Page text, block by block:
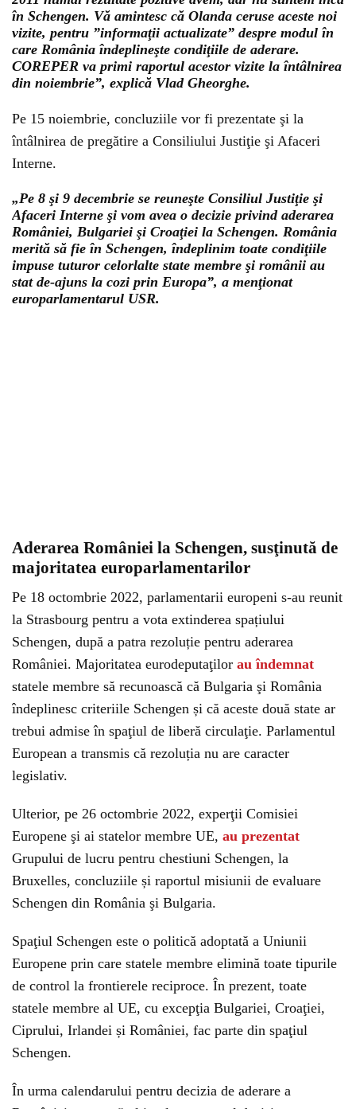
în Schengen. Vă amintesc că Olanda ceruse aceste noi
vizite, pentru ”informaţii actualizate” despre modul în
care România îndeplineşte condiţiile de aderare.
COREPER va primi raportul acestor vizite la întâlnirea
din noiembrie”, explică Vlad Gheorghe.
Pe 15 noiembrie, concluziile vor fi prezentate şi la
întâlnirea de pregătire a Consiliului Justiţie şi Afaceri
Interne.
„Pe 8 şi 9 decembrie se reuneşte Consiliul Justiţie şi
Afaceri Interne şi vom avea o decizie privind aderarea
României, Bulgariei şi Croaţiei la Schengen. România
merită să fie în Schengen, îndeplinim toate condiţiile
impuse tuturor celorlalte state membre şi românii au
stat de-ajuns la cozi prin Europa”, a menţionat
europarlamentarul USR.
Aderarea României la Schengen, susţinută de
majoritatea europarlamentarilor
Pe 18 octombrie 2022, parlamentarii europeni s-au reunit
la Strasbourg pentru a vota extinderea spațiului
Schengen, după a patra rezoluție pentru aderarea
României. Majoritatea eurodeputaţilor au îndemnat
statele membre să recunoască că Bulgaria şi România
îndeplinesc criteriile Schengen și că aceste două state ar
trebui admise în spaţiul de liberă circulaţie. Parlamentul
European a transmis că rezoluția nu are caracter
legislativ.
Ulterior, pe 26 octombrie 2022, experţii Comisiei
Europene şi ai statelor membre UE, au prezentat
Grupului de lucru pentru chestiuni Schengen, la
Bruxelles, concluziile și raportul misiunii de evaluare
Schengen din România şi Bulgaria.
Spaţiul Schengen este o politică adoptată a Uniunii
Europene prin care statele membre elimină toate tipurile
de control la frontierele reciproce. În prezent, toate
statele membre al UE, cu excepţia Bulgariei, Croaţiei,
Ciprului, Irlandei și României, fac parte din spaţiul
Schengen.
În urma calendarului pentru decizia de aderare a